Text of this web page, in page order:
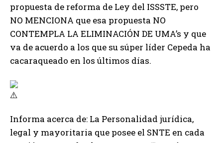
propuesta de reforma de Ley del ISSSTE, pero
NO MENCIONA que esa propuesta NO
CONTEMPLA LA ELIMINACIÓN DE UMA’s y que
va de acuerdo a los que su súper líder Cepeda ha
cacaraqueado en los últimos días.
Informa acerca de: La Personalidad jurídica,
legal y mayoritaria que posee el SNTE en cada